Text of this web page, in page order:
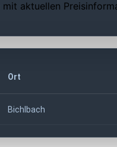
aktuellen
Ort
Bichlbach